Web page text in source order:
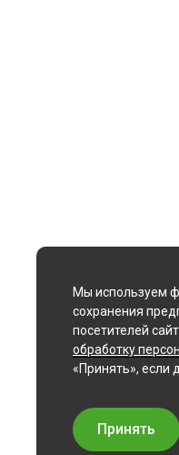
Мы используем
сохранения
посетителей
обработку
«Принять», если
Принять